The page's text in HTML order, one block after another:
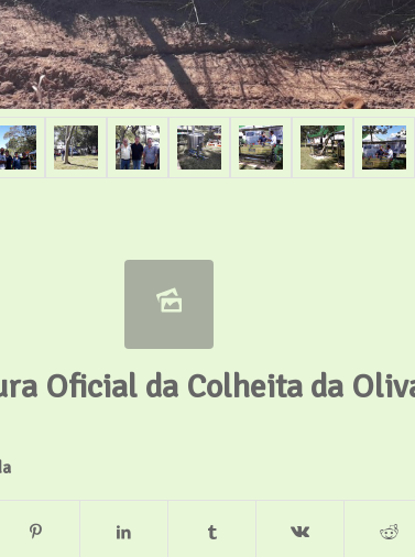
Oficial da Colheita da